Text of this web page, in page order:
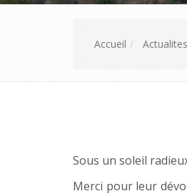
Accueil Actualites
Sous un soleil
Merci pour leur